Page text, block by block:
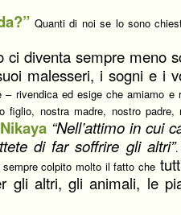
Quanti di noi se lo sono
ci diventa sempre meno
malesseri, i sogni e i
rivendica ed esige che amiamo e
nostra madre, nostro padre,
“Nell’attimo in cui
di far soffrire gli altri”.
colpito molto il fatto che
gli altri, gli animali, le